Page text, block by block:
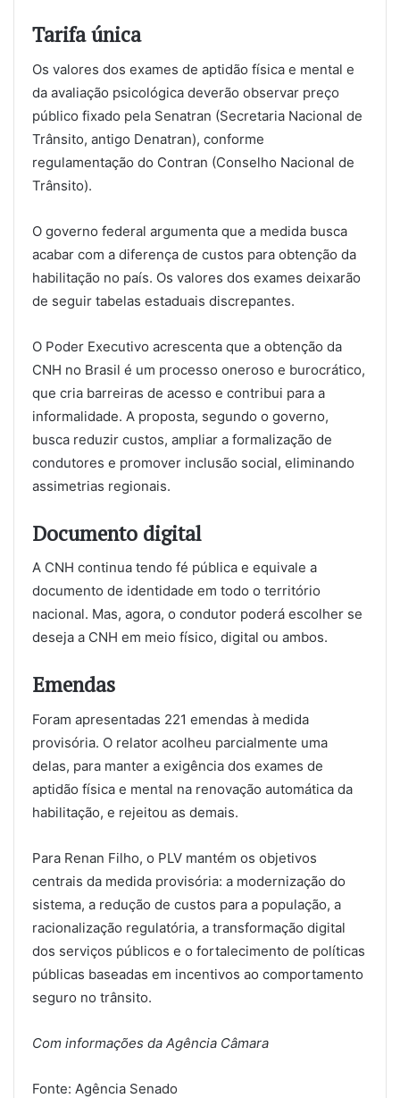
Tarifa única
Os valores dos exames de aptidão física e mental e
da avaliação psicológica deverão observar preço
público fixado pela Senatran (Secretaria Nacional de
Trânsito, antigo Denatran), conforme
regulamentação do Contran (Conselho Nacional de
Trânsito).
O governo federal argumenta que a medida busca
acabar com a diferença de custos para obtenção da
habilitação no país. Os valores dos exames deixarão
de seguir tabelas estaduais discrepantes.
O Poder Executivo acrescenta que a obtenção da
CNH no Brasil é um processo oneroso e burocrático,
que cria barreiras de acesso e contribui para a
informalidade. A proposta, segundo o governo,
busca reduzir custos, ampliar a formalização de
condutores e promover inclusão social, eliminando
assimetrias regionais.
Documento digital
A CNH continua tendo fé pública e equivale a
documento de identidade em todo o território
nacional. Mas, agora, o condutor poderá escolher se
deseja a CNH em meio físico, digital ou ambos.
Emendas
Foram apresentadas 221 emendas à medida
provisória. O relator acolheu parcialmente uma
delas, para manter a exigência dos exames de
aptidão física e mental na renovação automática da
habilitação, e rejeitou as demais.
Para Renan Filho, o PLV mantém os objetivos
centrais da medida provisória: a modernização do
sistema, a redução de custos para a população, a
racionalização regulatória, a transformação digital
dos serviços públicos e o fortalecimento de políticas
públicas baseadas em incentivos ao comportamento
seguro no trânsito.
Com informações da Agência Câmara
Fonte: Agência Senado